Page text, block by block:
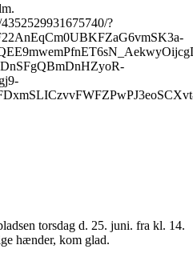
?
torsdag d. 25. juni. fra kl. 14.
hænder, kom glad.